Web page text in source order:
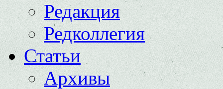
Редакция
Редколлегия
Статьи
Архивы